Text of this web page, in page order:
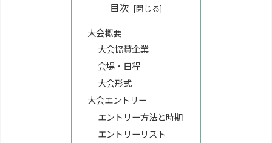
目次
大会概要
大会協賛企業
会場・日程
大会形式
大会エントリー
エントリー方法と時期
エントリーリスト